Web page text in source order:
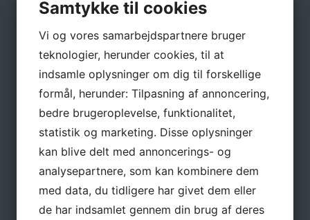
E-mail *
Samtykke til cookies
Vi og vores samarbejdspartnere bruger
teknologier, herunder cookies, til at
indsamle oplysninger om dig til forskellige
formål, herunder: Tilpasning af annoncering,
bedre brugeroplevelse, funktionalitet,
statistik og marketing. Disse oplysninger
kan blive delt med annoncerings- og
analysepartnere, som kan kombinere dem
med data, du tidligere har givet dem eller
de har indsamlet gennem din brug af deres